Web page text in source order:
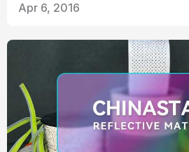
Apr 6, 2016